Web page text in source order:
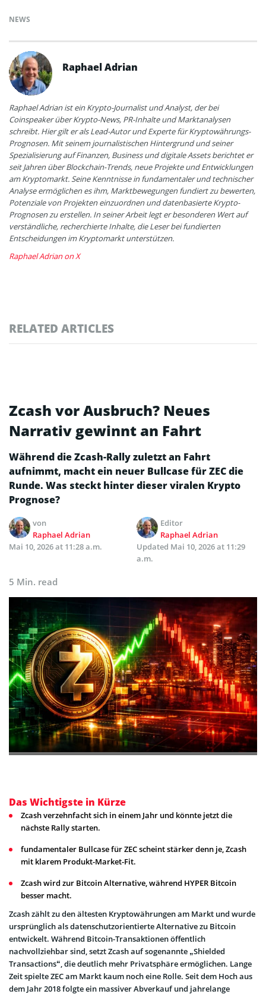
NEWS
Raphael Adrian
Raphael Adrian ist ein Krypto-Journalist und Analyst, der bei
Coinspeaker über Krypto-News, PR-Inhalte und Marktanalysen
schreibt. Hier gilt er als Lead-Autor und Experte für Kryptowährungs-
Prognosen. Mit seinem journalistischen Hintergrund und seiner
Spezialisierung auf Finanzen, Business und digitale Assets berichtet er
seit Jahren über Blockchain-Trends, neue Projekte und Entwicklungen
am Kryptomarkt. Seine Kenntnisse in fundamentaler und technischer
Analyse ermöglichen es ihm, Marktbewegungen fundiert zu bewerten,
Potenziale von Projekten einzuordnen und datenbasierte Krypto-
Prognosen zu erstellen. In seiner Arbeit legt er besonderen Wert auf
verständliche, recherchierte Inhalte, die Leser bei fundierten
Entscheidungen im Kryptomarkt unterstützen.
Raphael Adrian on X
RELATED ARTICLES
Zcash vor Ausbruch? Neues
Narrativ gewinnt an Fahrt
Während die Zcash-Rally zuletzt an Fahrt
aufnimmt, macht ein neuer Bullcase für ZEC die
Runde. Was steckt hinter dieser viralen Krypto
Prognose?
von
Raphael Adrian
Editor
Raphael Adrian
Mai 10, 2026 at 11:28 a.m.
Updated Mai 10, 2026 at 11:29
a.m.
5 Min. read
Das Wichtigste in Kürze
Zcash verzehnfacht sich in einem Jahr und könnte jetzt die
nächste Rally starten.
fundamentaler Bullcase für ZEC scheint stärker denn je, Zcash
mit klarem Produkt-Market-Fit.
Zcash wird zur Bitcoin Alternative, während HYPER Bitcoin
besser macht.
Zcash zählt zu den ältesten Kryptowährungen am Markt und wurde
ursprünglich als datenschutzorientierte Alternative zu Bitcoin
entwickelt. Während Bitcoin-Transaktionen öffentlich
nachvollziehbar sind, setzt Zcash auf sogenannte „Shielded
Transactions“, die deutlich mehr Privatsphäre ermöglichen. Lange
Zeit spielte ZEC am Markt kaum noch eine Rolle. Seit dem Hoch aus
dem Jahr 2018 folgte ein massiver Abverkauf und jahrelange